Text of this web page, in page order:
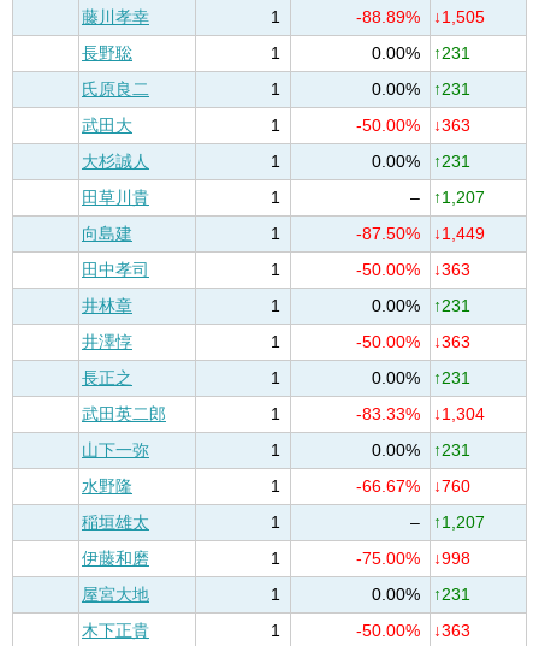
藤川孝幸
1 -88.89%
↓1,505
長野聡
1 0.00%
↑231
氏原良二
1 0.00%
↑231
武田大
1 -50.00%
↓363
大杉誠人
1 0.00%
↑231
田草川貴
1 –
↑1,207
向島建
1 -87.50%
↓1,449
田中孝司
1 -50.00%
↓363
井林章
1 0.00%
↑231
井澤惇
1 -50.00%
↓363
長正之
1 0.00%
↑231
武田英二郎
1 -83.33%
↓1,304
山下一弥
1 0.00%
↑231
水野隆
1 -66.67%
↓760
稲垣雄太
1 –
↑1,207
伊藤和磨
1 -75.00%
↓998
屋宮大地
1 0.00%
↑231
木下正貴
1 -50.00%
↓363